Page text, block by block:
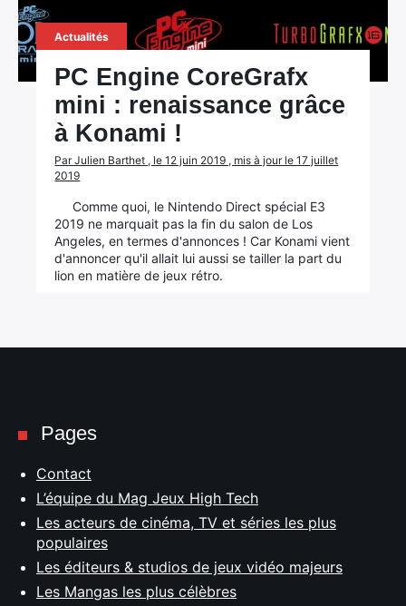
Actualités
PC Engine CoreGrafx
mini : renaissance grâce
à Konami !
Par Julien Barthet , le 12 juin 2019 , mis à jour le 17 juillet
2019
Comme quoi, le Nintendo Direct spécial E3
2019 ne marquait pas la fin du salon de Los
Angeles, en termes d'annonces ! Car Konami vient
d'annoncer qu'il allait lui aussi se tailler la part du
lion en matière de jeux rétro.
Pages
Contact
L’équipe du Mag Jeux High Tech
Les acteurs de cinéma, TV et séries les plus
populaires
Les éditeurs & studios de jeux vidéo majeurs
Les Mangas les plus célèbres